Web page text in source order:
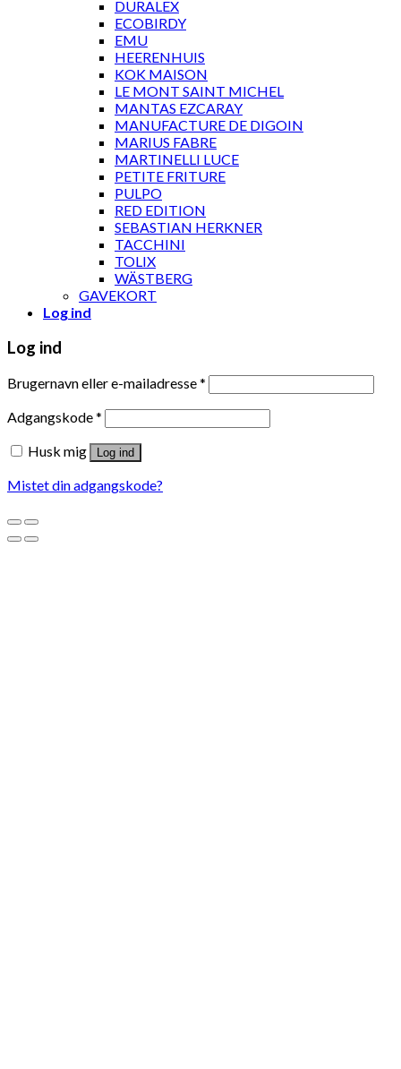
DURALEX
ECOBIRDY
EMU
HEERENHUIS
KOK MAISON
LE MONT SAINT MICHEL
MANTAS EZCARAY
MANUFACTURE DE DIGOIN
MARIUS FABRE
MARTINELLI LUCE
PETITE FRITURE
PULPO
RED EDITION
SEBASTIAN HERKNER
TACCHINI
TOLIX
WÄSTBERG
GAVEKORT
Log ind
Log ind
Brugernavn eller e-mailadresse*
Adgangskode*
Husk mig
Log ind
Mistet din adgangskode?